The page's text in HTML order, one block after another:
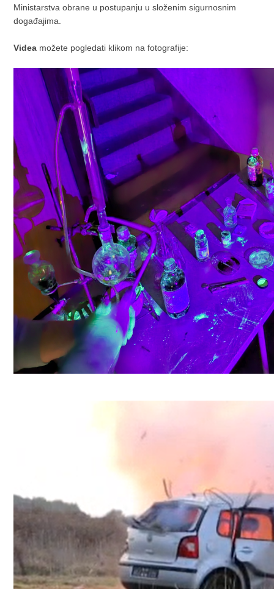
Ministarstva obrane u postupanju u složenim sigurnosnim
događajima.
Videa možete pogledati klikom na fotografije: